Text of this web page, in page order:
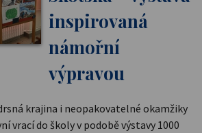
inspirovaná
námořní
výpravou
krajina i neopakovatelné okamžiky
vrací do školy v podobě výstavy 1000